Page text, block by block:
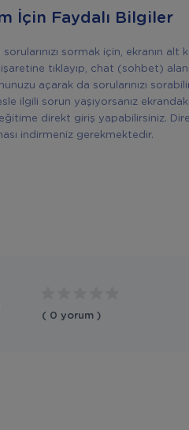
İçin Faydalı Bilgiler
sormak için, ekranın alt
tıklayıp, chat (sohbet)
açarak da sorularınızı
ilgili sorun yaşıyorsanız
eğitime direkt giriş yapabilirsiniz.
indirmeniz gerekmektedir.
( 0 yorum )